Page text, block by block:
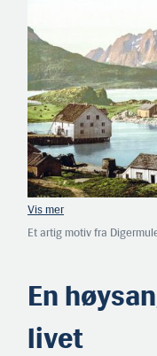
Et artig motiv fra
En
livet